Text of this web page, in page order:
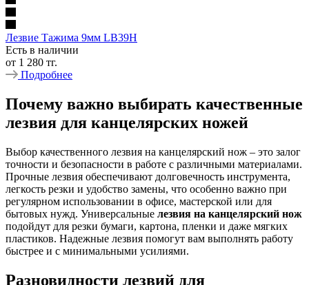
Лезвие Тажима 9мм LB39H
Есть в наличии
от 1 280 тг.
Подробнее
Почему важно выбирать качественные
лезвия для канцелярских ножей
Выбор качественного лезвия на канцелярский нож – это залог
точности и безопасности в работе с различными материалами.
Прочные лезвия обеспечивают долговечность инструмента,
легкость резки и удобство замены, что особенно важно при
регулярном использовании в офисе, мастерской или для
бытовых нужд. Универсальные лезвия на канцелярский нож
подойдут для резки бумаги, картона, пленки и даже мягких
пластиков. Надежные лезвия помогут вам выполнять работу
быстрее и с минимальными усилиями.
Разновидности лезвий для